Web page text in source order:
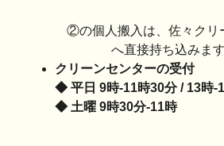
②の個人搬入は、佐々クリ
へ直接持ち込みま
クリーンセンターの受付
◆ 平日 9時-11時30分 / 13時-
◆ 土曜 9時30分-11時